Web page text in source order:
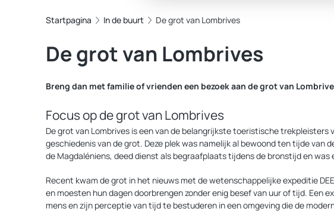
Startpagina In de buurt De grot van Lombrives
De grot van Lombrives
Breng dan met familie of vrienden een bezoek aan de grot van
Focus op de grot van Lombrives
De grot van Lombrives is een van de belangrijkste toeristische
geschiedenis van de grot. Deze plek was namelijk al bewoond ten tijde
de Magdaléniens, deed dienst als begraafplaats tijdens de bronstijd en
Recent kwam de grot in het nieuws met de wetenschappelijke expeditie
en moesten hun dagen doorbrengen zonder enig besef van uur of tijd.
mens en zijn perceptie van tijd te bestuderen in een omgeving die de